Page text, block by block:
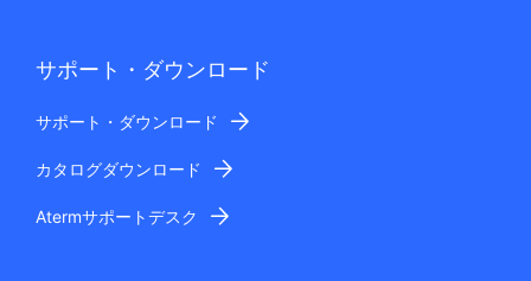
サポート・ダウンロード
サポート・ダウンロード
カタログダウンロード
Atermサポートデスク